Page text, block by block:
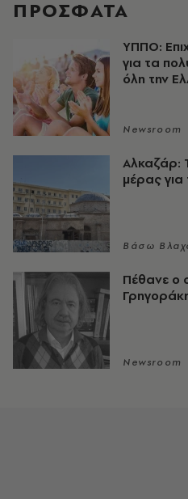
ΠΡΟΣΦΑΤΑ
ΥΠΠΟ:
για τα
όλη την
Newsroom
Αλκαζάρ:
μέρας για
Βάσω
Πέθανε ο
Newsroom